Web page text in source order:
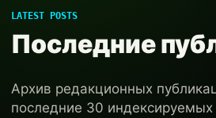
LATEST POSTS
Последние
Архив редакционных
последние 30